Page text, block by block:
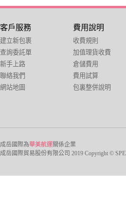
客戶服務
建立新包裹
查詢委託單
新手上路
聯絡我們
網站地圖
費用說明
收費規則
加值理貨收費
倉儲費用
費用試算
包裏整併說明
成岳國際為華美航運關係企業
成岳國際貿易股份有限公司 2019 Copyright ©